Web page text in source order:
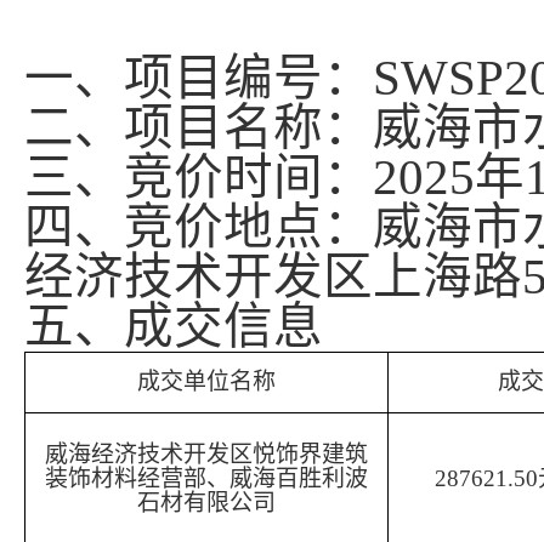
一、项目编号：
二、项目名称：威海
三、竞价时间： 2025年
四、竞价地点：威海
经济技术开发区上海路
五、成交信息
成交单位名称 成
威海经济技术开发区悦饰界建筑
装饰材料经营部、威海百胜利波
石材有限公司